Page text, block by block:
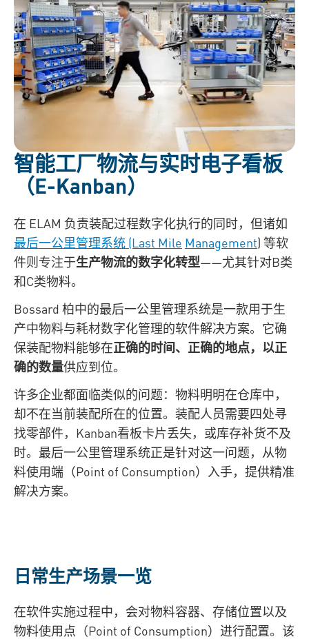
智能工厂物流与实时电子看板
（E‑Kanban）
在 ELAM 负责装配过程数字化执行的同时，但诸如
最后一公里管理系统 (Last Mile Management) 等软
件则专注于生产物流的数字化转型——尤其针对B类
和C类物料。
Bossard 柏中的最后一公里管理系统是一款用于生
产中物料与耗材数字化管理的软件解决方案。它确
保装配物料能够在正确的时间、正确的地点，以正
确的数量供应到位。
许多企业都面临类似的问题：物料明明在仓库中，
却不在当前装配所在的位置。装配人员需要四处寻
找零部件，Kanban看板卡片丢失，或库存补货不及
时。最后一公里管理系统正是针对这一问题，从物
料使用端（Point of Consumption）入手，提供精准
解决方案。
日常生产场景一览
在软件实施过程中，会对物料容器、存储位置以及
物料使用点（Point of Consumption）进行配置。该